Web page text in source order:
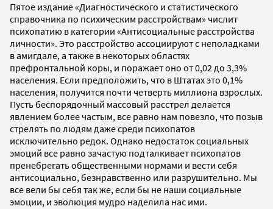
Пятое издание «Диагностического и статистического
справочника по психическим расстройствам» числит
психопатию в категории «Антисоциальные расстройства
личности». Это расстройство ассоциируют с неполадками
в амигдале, а также в некоторых областях
префронтальной коры, и поражает оно от 0,02 до 3,3%
населения. Если предположить, что в Штатах это 0,1%
населения, получится почти четверть миллиона взрослых.
Пусть беспорядочный массовый расстрел делается
явлением более частым, все равно нам повезло, что позыв
стрелять по людям даже среди психопатов
исключительно редок. Однако недостаток социальных
эмоций все равно зачастую подталкивает психопатов
пренебрегать общественными нормами и вести себя
антисоциально, безнравственно или разрушительно. Мы
все вели бы себя так же, если бы не наши социальные
эмоции, и эволюция мудро наделила нас ими.